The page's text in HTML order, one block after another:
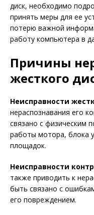
диск, необходимо
принять меры для ее
потерю важной
работу компьютера в
Причины
жесткого
Неисправности
нераспознавания его
связано с физическим
работы мотора, блока
площадок.
Неисправности
также приводить к
быть связано с
его повреждением.